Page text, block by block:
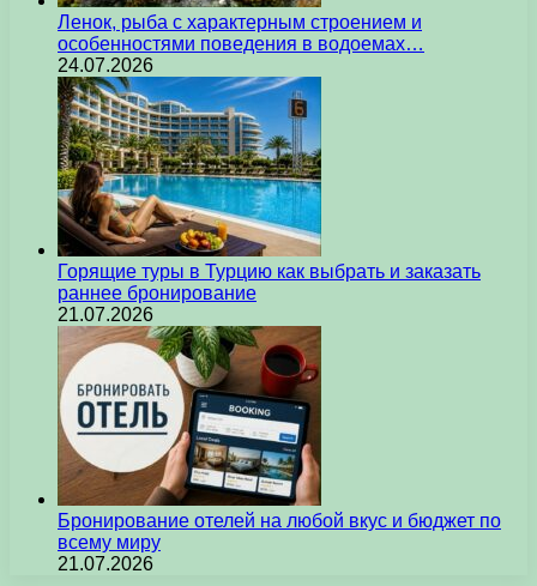
Ленок, рыба с характерным строением и
особенностями поведения в водоемах…
24.07.2026
Горящие туры в Турцию как выбрать и заказать
раннее бронирование
21.07.2026
Бронирование отелей на любой вкус и бюджет по
всему миру
21.07.2026